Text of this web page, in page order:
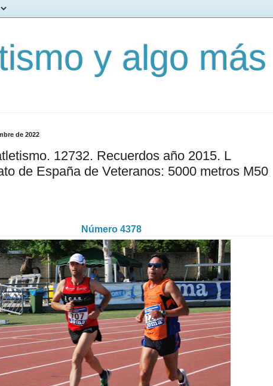
y algo más
de 2022
12732. Recuerdos año 2015. L
de España de Veteranos: 5000 metros M50
Número 4378